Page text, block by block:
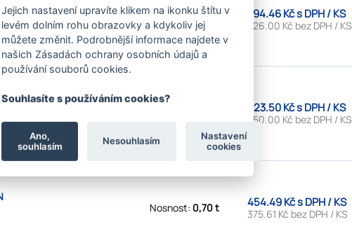
Nosnost: 0,70 t 394.46 Kč s DPH / KS
326.00 Kč bez DPH / KS
423.50 Kč s DPH / KS
350.00 Kč bez DPH / KS
Nosnost: 0,70 t 454.49 Kč s DPH / KS
375.61 Kč bez DPH / KS
Jejich nastavení upravíte klikem na ikonku štítu v
levém dolním rohu obrazovky a kdykoliv jej
můžete změnit. Podrobnější informace najdete v
našich Zásadách ochrany osobních údajů a
používání souborů cookies.
Souhlasíte s používáním cookies?
Ano,
souhlasím
Nesouhlasím
Nastavení
cookies